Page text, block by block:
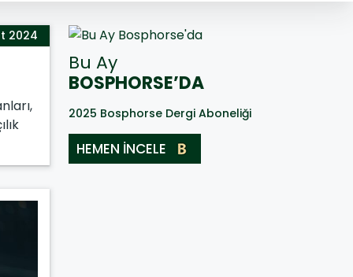
2024
Bu Ay
BOSPHORSE’DA
2025 Bosphorse Dergi Aboneliği
HEMEN İNCELE